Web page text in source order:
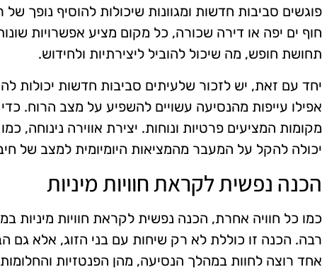
פוגשים סביבות חדשות ומגוונות שיכולות להוסיף נופך
חוף ים יפה או דירה שכורה, כל מקום מציע אפשרויות
תחושת חופש, מה שיכול להוביל ליצירתיות ולחידוש.
יחד עם זאת, יש לזכור שלעיתים סביבות חדשות יכולות
אפילו עייפות מהנסיעה עשויים להשפיע על מצב הרוח.
מקומות המציעים פרטיות ונוחות. יצירת אווירה נינוחה,
יכולה להקל על המעבר מהמציאות היומיומית למצב של
הכנה נפשית לקראת חוויות מיניות
כמו כל חוויה אחרת, הכנה נפשית לקראת חוויות מיניות
רבה. הכנה זו כוללת לא רק שיחות עם בני הזוג, אלא גם
אחד רוצה לחוות במהלך הנסיעה, מהן הפנטזיות